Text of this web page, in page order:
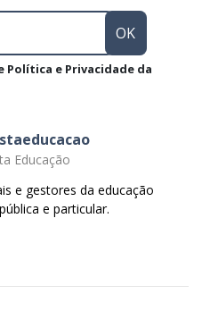
Política e Privacidade da
Educação
e gestores da educação
e particular.